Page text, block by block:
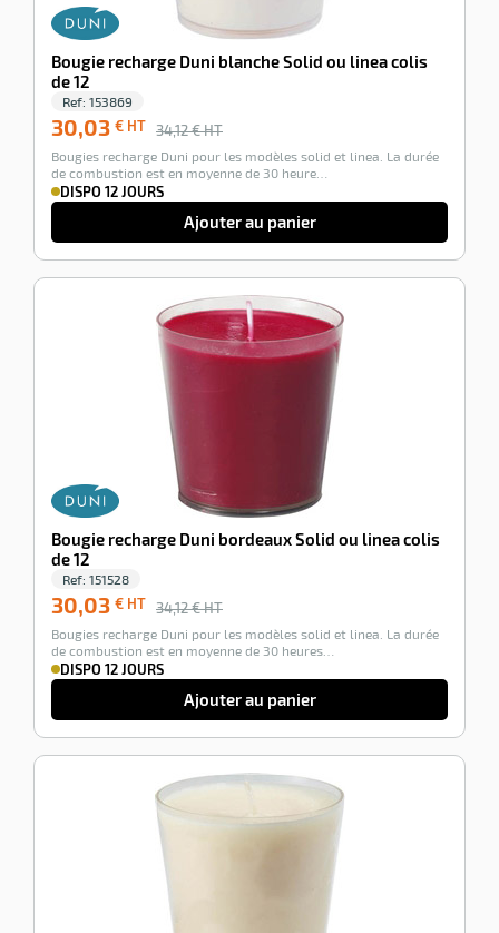
Bougie recharge Duni blanche Solid ou linea colis
de 12
Ref: 153869
30,03 € HT 34,12 € HT
Bougies recharge Duni pour les modèles solid et linea. La durée
de combustion est en moyenne de 30 heure…
DISPO 12 JOURS
Ajouter au panier
Bougie recharge Duni bordeaux Solid ou linea colis
de 12
Ref: 151528
30,03 € HT 34,12 € HT
Bougies recharge Duni pour les modèles solid et linea. La durée
de combustion est en moyenne de 30 heures…
DISPO 12 JOURS
Ajouter au panier